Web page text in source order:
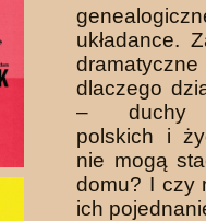
układance.
dlaczego
– duchy
polskich i
nie mogą
domu? I czy
ich